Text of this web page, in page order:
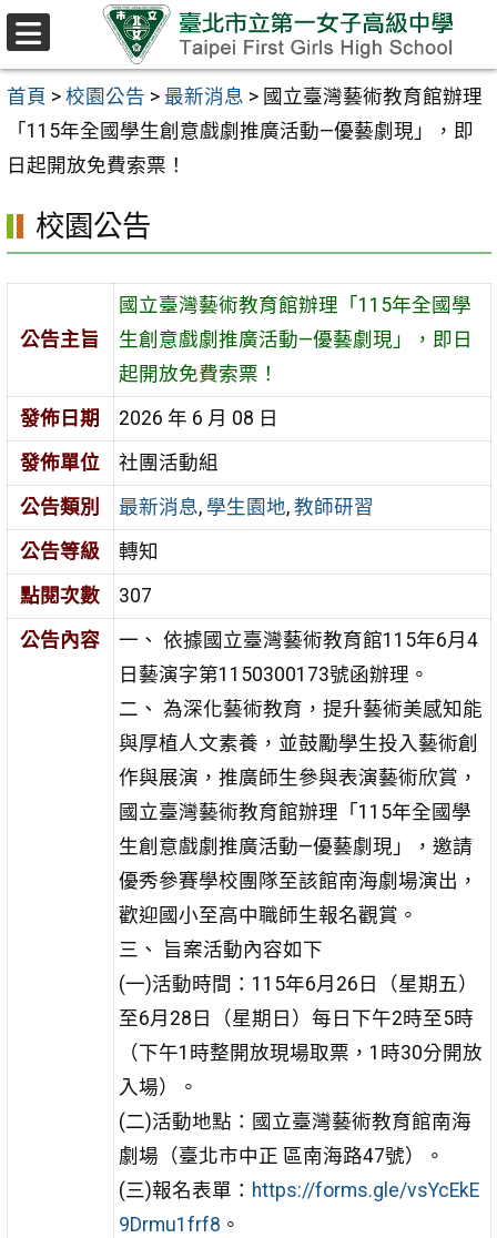
跳至主要內容區
首頁 > 校園公告 > 最新消息 > 國立臺灣藝術教育館辦理
「115年全國學生創意戲劇推廣活動—優藝劇現」，即
日起開放免費索票！
校園公告
公告主旨
國立臺灣藝術教育館辦理「115年全國學
生創意戲劇推廣活動—優藝劇現」，即日
起開放免費索票！
發佈日期
2026 年 6 月 08 日
發佈單位
社團活動組
公告類別
最新消息, 學生園地, 教師研習
公告等級
轉知
點閱次數
307
公告內容
一、 依據國立臺灣藝術教育館115年6月4
日藝演字第1150300173號函辦理。
二、 為深化藝術教育，提升藝術美感知能
與厚植人文素養，並鼓勵學生投入藝術創
作與展演，推廣師生參與表演藝術欣賞，
國立臺灣藝術教育館辦理「115年全國學
生創意戲劇推廣活動—優藝劇現」，邀請
優秀參賽學校團隊至該館南海劇場演出，
歡迎國小至高中職師生報名觀賞。
三、 旨案活動內容如下
(一)活動時間：115年6月26日（星期五）
至6月28日（星期 日）每日下午2時至5時
（下午1時整開放現場取票，1時30分開放
入場）。
(二)活動地點：國立臺灣藝術教育館南海
劇場（臺北市中正 區南海路47號）。
(三)報名表單： https://forms.gle/vsYcEkE
9Drmu1frf8 。
選
單